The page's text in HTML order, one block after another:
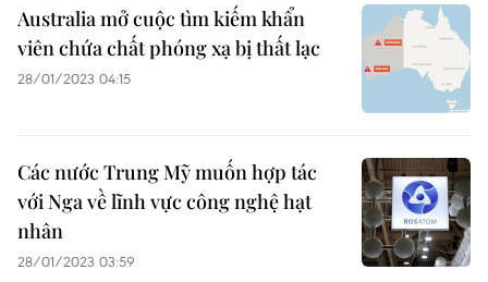
Australia mở cuộc tìm kiếm khẩn
viên chứa chất phóng xạ bị thất lạc
28/01/2023 04:15
Các nước Trung Mỹ muốn hợp tác
với Nga về lĩnh vực công nghệ hạt
nhân
28/01/2023 03:59